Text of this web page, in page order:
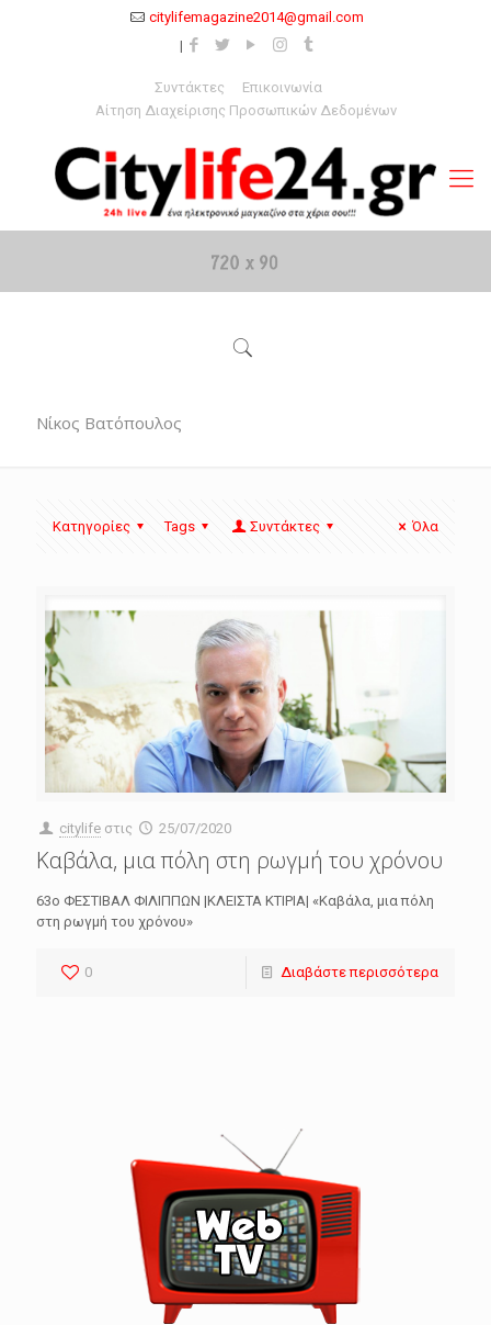
citylifemagazine2014@gmail.com
Συντάκτες
Επικοινωνία
Αίτηση Διαχείρισης Προσωπικών Δεδομένων
Νίκος Βατόπουλος
Κατηγορίες Tags Συντάκτες Όλα
citylife στις 25/07/2020
Καβάλα, μια πόλη στη ρωγμή του χρόνου
63o ΦΕΣΤΙΒΑΛ ΦΙΛΙΠΠΩΝ |ΚΛΕΙΣΤΑ ΚΤΙΡΙΑ| «Καβάλα, μια πόλη
στη ρωγμή του χρόνου»
0 Διαβάστε περισσότερα